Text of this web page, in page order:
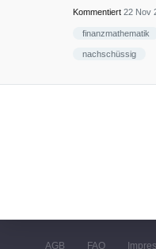
Kommentiert 22 Nov
finanzmathematik
nachschüssig
AGB FAQ